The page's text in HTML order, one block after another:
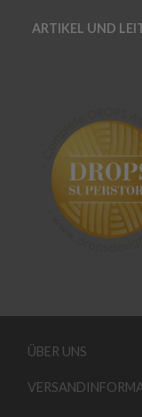
ARTIKEL UND
ÜBER UNS